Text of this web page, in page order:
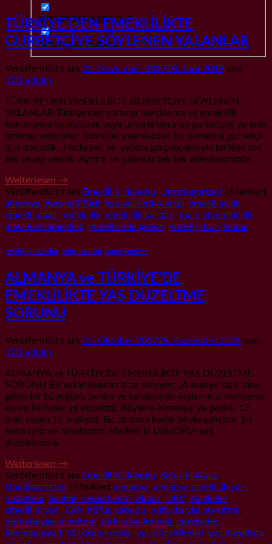
WEHRDIENSTRECHT
Yabancılar Hukuku
TÜRKİYE’DEN EMEKLİLİKTE
GURBETÇİYE SÖYLENEN YALANLAR
Veröffentlicht am 22. November 201710. Juni 2019 von
123_admin
TÜRKİYE’DEN EMEKLİLİKTE GURBETÇİYE SÖYLENEN
YALANLAR Türkiye’den yurtdışı borçlanma ve emeklilik
konusunda korkutarak veya umutlandırarak gurbetçiyi yalanla
istismar ediyorlar. Bizde bu yalanlardan bir demetini gurbetçi
için derledik.. Hatta her bir yalana gerçekçeleriyle birlikte tek
tek cevap verdik. Ayrıntı ve yalanlar tek tek videolarımızda…
Weiterlesen →
Veröffentlicht am Emeklilik Hukuku, Uncategorized
Markiert
almanya, Avrupali Türk, avukat serif yilmaz, emekli aylığı,
emekli maaşı, emeklilik, emeklilik şartları, malulen emeklilik,
mavi kart emeklilik, yurtdisinda gecen, yurtdışı borçlanma
Emeklilik Hukuku Şahıs Hukuku Uncategorized
ALMANYA ve TÜRKİYE’DE
EMEKLİLİKTE YAŞ DÜZELTME
SORUNU
Veröffentlicht am 15. Oktober 201728. Dezember 2021 von
123_admin
ALMANYA ve TÜRKİYE’DE EMEKLİLİKTE YAŞ DÜZELTME
SORUNU Bir vatandaşımız bize soruyor; „Almanya´dan izine
gelen bir büyüğüm, benim ve kardeşimin yaşlarımızı mahkeme
kararı ile ikişer yıl küçülttü. Böylece Almanya´ya geldik. 17
olan yaşım 15´e düştü. Bu zamana kadar böyle çalıştım. Şu
anda işsiz ve rahatsızım. Madem ki LVA (DRV) yaş
düzeltmesini,
Weiterlesen →
Veröffentlicht am Emeklilik Hukuku, Şahıs Hukuku,
Uncategorized
Markiert almanya, almanya emeklilik yas
düzeltme, avukat, avukat serif yilmaz, DRV, emeklilik,
emeklilik yasi, LVA, nüfus kanunu, nüfusta yas büyütme,
nüfusta yas kücültme, türkische Anwalt, türkische
Rechtsanwalt, türkische rente, yas düzeltilmesi, yas düzeltme